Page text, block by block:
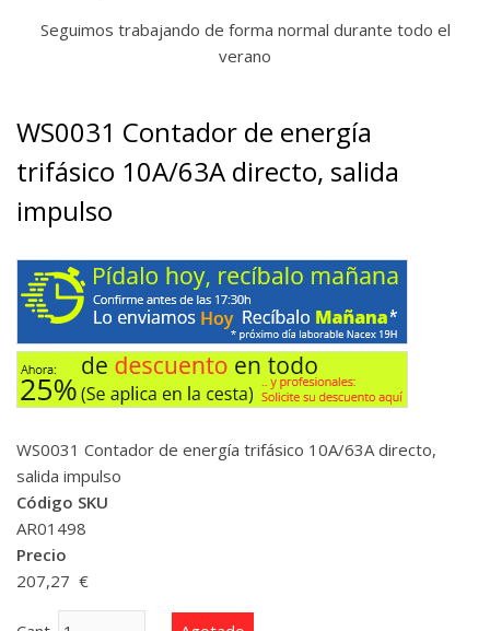
Seguimos trabajando de forma normal durante todo el
verano
WS0031 Contador de energía
trifásico 10A/63A directo, salida
impulso
WS0031 Contador de energía trifásico 10A/63A directo,
salida impulso
Código SKU
AR01498
Precio
207,27 €